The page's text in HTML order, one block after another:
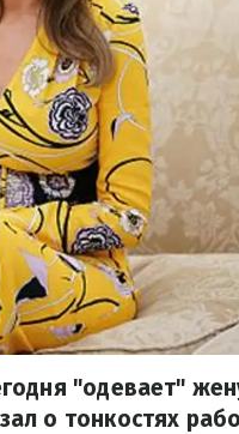
"одевает"
о тонкостях